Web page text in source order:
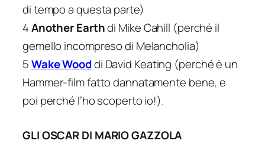
di tempo a questa parte)
4Another Earthdi Mike Cahill (perché il
gemello incompreso di Melancholia)
5Wake Wooddi David Keating (perché è un
Hammer-film fatto dannatamente bene, e
poi perché l’ho scoperto io!).
GLI OSCAR DI MARIO GAZZOLA